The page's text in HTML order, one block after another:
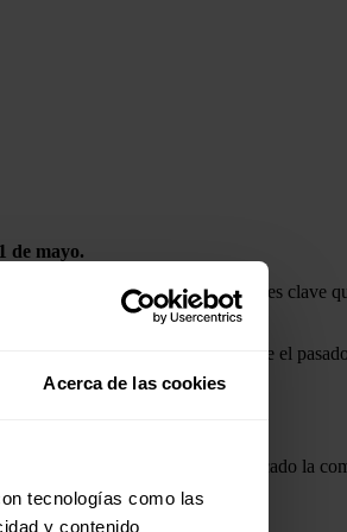
Acerca de las cookies
tecnologías como las
y contenido
de mayo.
monitoreo constante de variables clave
hasta los 63,98 dólares. Desde el
con sus consumidores", ha destacado la